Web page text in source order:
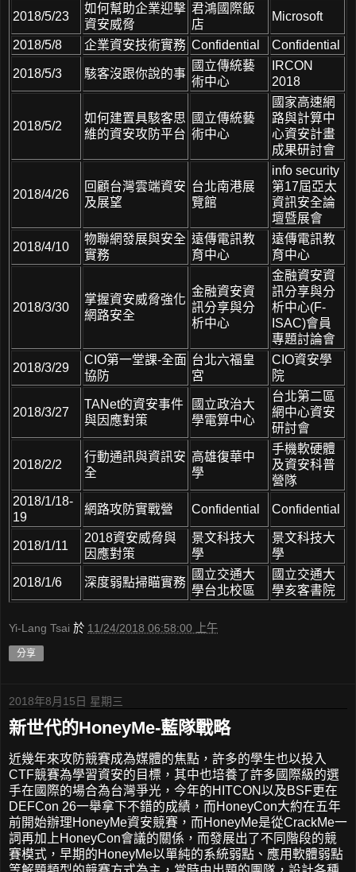
2018/5/23
如何幫助企業迎擊
資安威脅
君鴻國際飯
店
Microsoft
2018/5/8 企業資安技術實務 Confidential Confidential
2018/5/3 駭客沒跟你說的事
國立傳統藝
術中心
IRCON
2018
2018/5/2
如何建置具駭客思
維的資安攻防平台
國立傳統藝
術中心
國家高速網
路與計算中
心資安計畫
成果研討會
2018/4/26
回顧台灣雲端資安
及展望
台北南港展
覽館
info security
第17屆亞太
資訊安全論
壇暨展會
2018/4/10
物聯網發展與安全
實務
遠傳電訊教
育中心
遠傳電訊教
育中心
2018/3/30
掌握資安威脅強化
網路安全
金融資安資
訊分享與分
析中心
金融資安資
訊分享與分
析中心(F-
ISAC)會員
專題討論會
2018/3/29
CIO第一堂課-全面
協防
台北六福皇
宮
CIO資安學
院
2018/3/27
TANet的資安事件
與因應對策
國立政治大
學電算中心
台北第二區
網中心資安
研討會
2018/2/2
行動通訊與資訊安
全
高雄復華中
學
手機軟硬體
及資安科普
營隊
2018/1/18-
19
網路攻防實戰營 Confidential Confidential
2018/1/11
2018資安威脅與
因應對策
景文科技大
學
景文科技大
學
2018/1/6 深度弱點掃瞄實務
國立交通大
學台北校區
國立交通大
學亥客書院
Yi-Lang Tsai 於 11/24/2018 06:58:00 上午
分享
2018年8月15日 星期三
新世代的HoneyMe-藍隊戰略
近幾年來攻防競賽成為媒體的焦點，許多的學生也以投入
CTF競賽為學習資安的目標，其中也培養了許多國際級的選
手在國際的場合為台灣爭光，今年的HITCON以及BSF更在
DEFCon 26一舉拿下不錯的成績，而HoneyCon大約在五年
前開始辦理HoneyMe資安競賽，而HoneyMe是從CrackMe一
詞再加上HoneyCon會議的關係，而發展出了不同階段的競
賽模式，早期的HoneyMe以單純的系統弱點、應用軟體弱點